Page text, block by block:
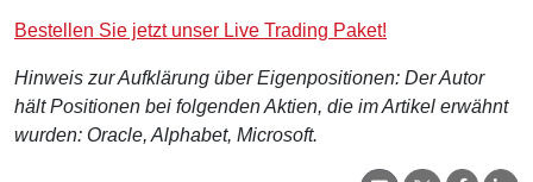
Bestellen Sie jetzt unser Live Trading Paket!
Hinweis zur Aufklärung über Eigenpositionen: Der Autor
hält Positionen bei folgenden Aktien, die im Artikel erwähnt
wurden: Oracle, Alphabet, Microsoft.